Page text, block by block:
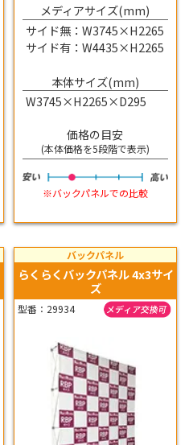
メディアサイズ(mm)
サイド無：W3745×H2265
サイド有：W4435×H2265
本体サイズ(mm)
W3745×H2265×D295
価格の目安
(本体価格を5段階で表示)
※バックパネルでの比較
バックパネル
らくらくバックパネル 4x3サイ
ズ
型番：29934